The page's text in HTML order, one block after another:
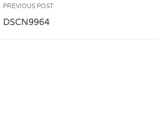
PREVIOUS POST
DSCN9964